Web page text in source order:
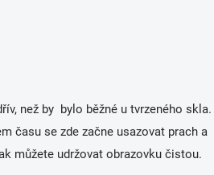
než by bylo běžné u tvrzeného skla.
času se zde začne usazovat prach a
můžete udržovat obrazovku čistou.